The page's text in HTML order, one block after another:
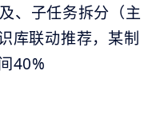
、子任务拆分（主
库联动推荐，某制
40%